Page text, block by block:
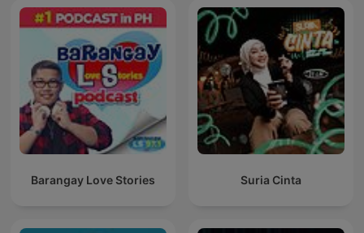
Barangay Love Stories Suria Cinta